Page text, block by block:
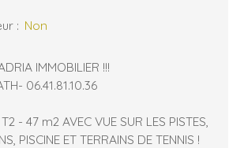
: Non
IMMOBILIER !!!
06.41.81.10.36
- 47 m2 AVEC VUE SUR LES PISTES,
PISCINE ET TERRAINS DE TENNIS !